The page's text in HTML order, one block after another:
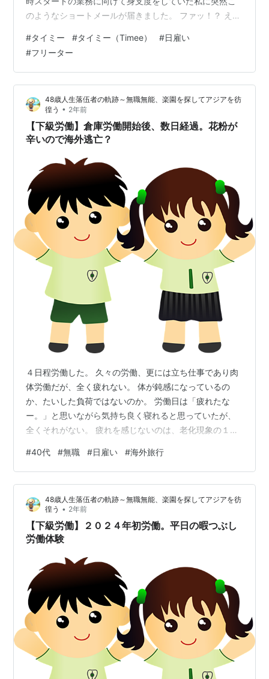
のようなショートメールが届きました。 ファッ！？ え～
ない業務だったので少しホッとした自分（クズ） アプリ
上ではこのような表示になっていました↓ この時はペナ
ルティポイントが4、キャンセル率も30％だったので、
もしかしてそれが原因…？なんてモヤモヤしてました
が、そんな感情を余所にまたショートメール。 神対応に
感謝m(__)m 企…
#タイミー #タイミー（Timee） #日雇い
#フリーター
48歳人生落伍者の軌跡～無職無能、楽園を探してアジアを彷
徨う • 2年前
【下級労働】倉庫労働開始後、数日経過。花粉が
辛いので海外逃亡？
４日程労働した。 久々の労働、更には立ち仕事であり肉
体労働だが、全く疲れない。 体が鈍感になっているの
か、たいした負荷ではないのか。 労働日は「疲れたな
ー。」と思いながら気持ち良く寝れると思っていたが、
全くそれがない。 疲れを感じないのは、老化現象の１つ
ジムへ行ってる為、体力が落ちていないのだ、と信じた
い。 先週は雨が多かったにも関わらず、目がかゆかっ
た。 とうとう花粉症が発症。 自分より酷い花粉症の人は
見たことがないくらい酷い花粉症。 例年１月頃に花粉を
感じ始め、４月頃まで続く。 ただ近年はマシになってき
てる感じだった。 昨日は久々に目が痒…
#40代 #無職 #日雇い #海外旅行
48歳人生落伍者の軌跡～無職無能、楽園を探してアジアを彷
徨う • 2年前
【下級労働】２０２４年初労働。平日の暇つぶし
労働体験